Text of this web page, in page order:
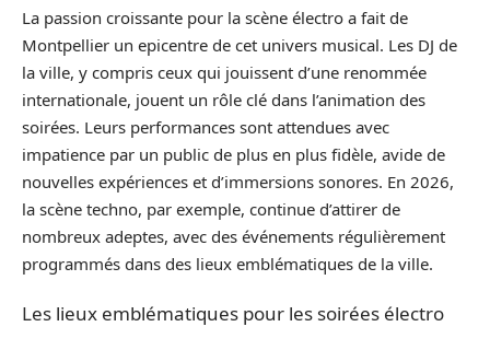
La passion croissante pour la scène électro a fait de
Montpellier un epicentre de cet univers musical. Les DJ de
la ville, y compris ceux qui jouissent d’une renommée
internationale, jouent un rôle clé dans l’animation des
soirées. Leurs performances sont attendues avec
impatience par un public de plus en plus fidèle, avide de
nouvelles expériences et d’immersions sonores. En 2026,
la scène techno, par exemple, continue d’attirer de
nombreux adeptes, avec des événements régulièrement
programmés dans des lieux emblématiques de la ville.
Les lieux emblématiques pour les soirées électro